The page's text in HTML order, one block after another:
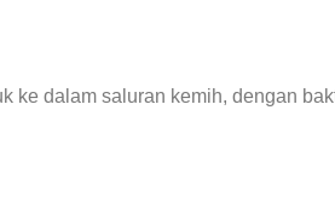
ke dalam saluran kemih, dengan